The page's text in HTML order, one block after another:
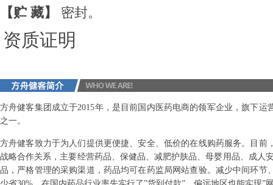
【贮 藏】
密封。
资质证明
方舟健客集团成立于2015年，是目前国内医药电商的领军企业，旗下
之一。
方舟健客致力于为人们提供更便捷、安全、低价的在线购药服务。目
战略合作关系，主要经营药品、保健品、减肥护肤品、母婴用品、成人
品，严格管理的采购渠道，药品均可在药监局网站查验。减少中间环